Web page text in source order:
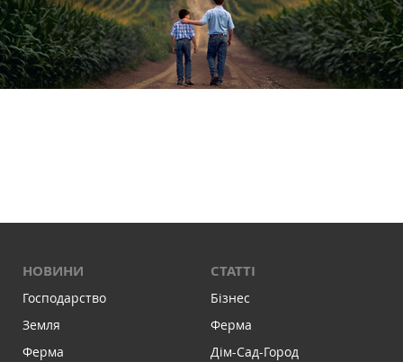
НОВИНИ
Господарство
Земля
Ферма
СТАТТІ
Бізнес
Ферма
Дім-Сад-Город